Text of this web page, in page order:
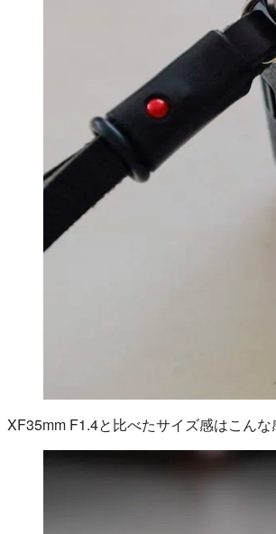
XF35mm F1.4と比べたサイズ感はこんな